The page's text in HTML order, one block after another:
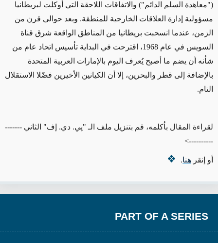
("معاهدة السلم الدائم") والاتفاقات اللاحقة التي أوكلت لبريطانيا
مسؤولية إدارة العلاقات الخارجية للمنطقة. وبعد حوالي قرن من
الزمن، عندما انسحبت بريطانيا من المناطق الواقعة شرق قناة
السويس في عام 1968، اقترحت في البداية تأسيس اتحاد عام من
شأنه أن يضم ما أصبح يُعرف اليوم بالإمارات العربية المتحدة
بالإضافة إلى قطر والبحرين، إلا أن الكيانين الأخيرين فضّلا الاستقلال
التام.
لقراءة المقال بأكلمه، قم بتنزيل ملف الـ "پي. دي. إف" الثاني -------
---------->
أو إنقر هنا.
PART OF A SERIES